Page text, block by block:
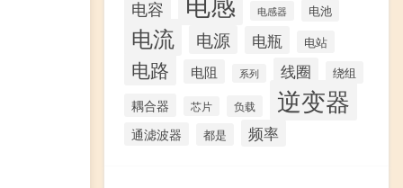
电容 电感器 电池
电流 电源 电瓶 电站
电路 电阻 系列 线圈 绕组
耦合器 芯片 负载 逆变器
通滤波器 都是 频率